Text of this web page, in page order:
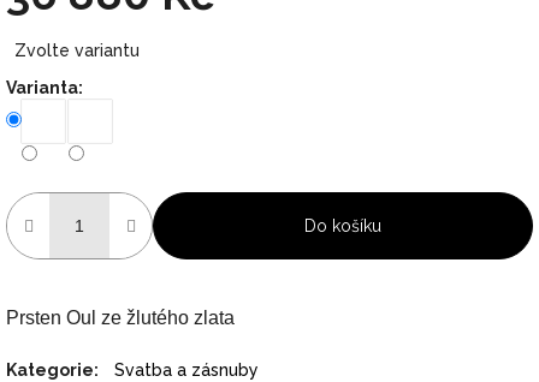
cena:
Zvolte variantu
Varianta:
Do košíku
Prsten Oul ze žlutého zlata
Kategorie:
Svatba a zásnuby